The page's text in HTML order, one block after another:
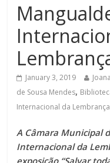
January 3, 2019
de Sousa Mendes,
Internacional da
A Câmara Municipal
Internacional da